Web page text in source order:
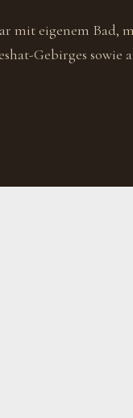
mit eigenem Bad,
Gebirges sowie